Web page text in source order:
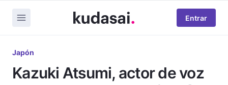
Entrar
Japón
Kazuki Atsumi, actor de voz